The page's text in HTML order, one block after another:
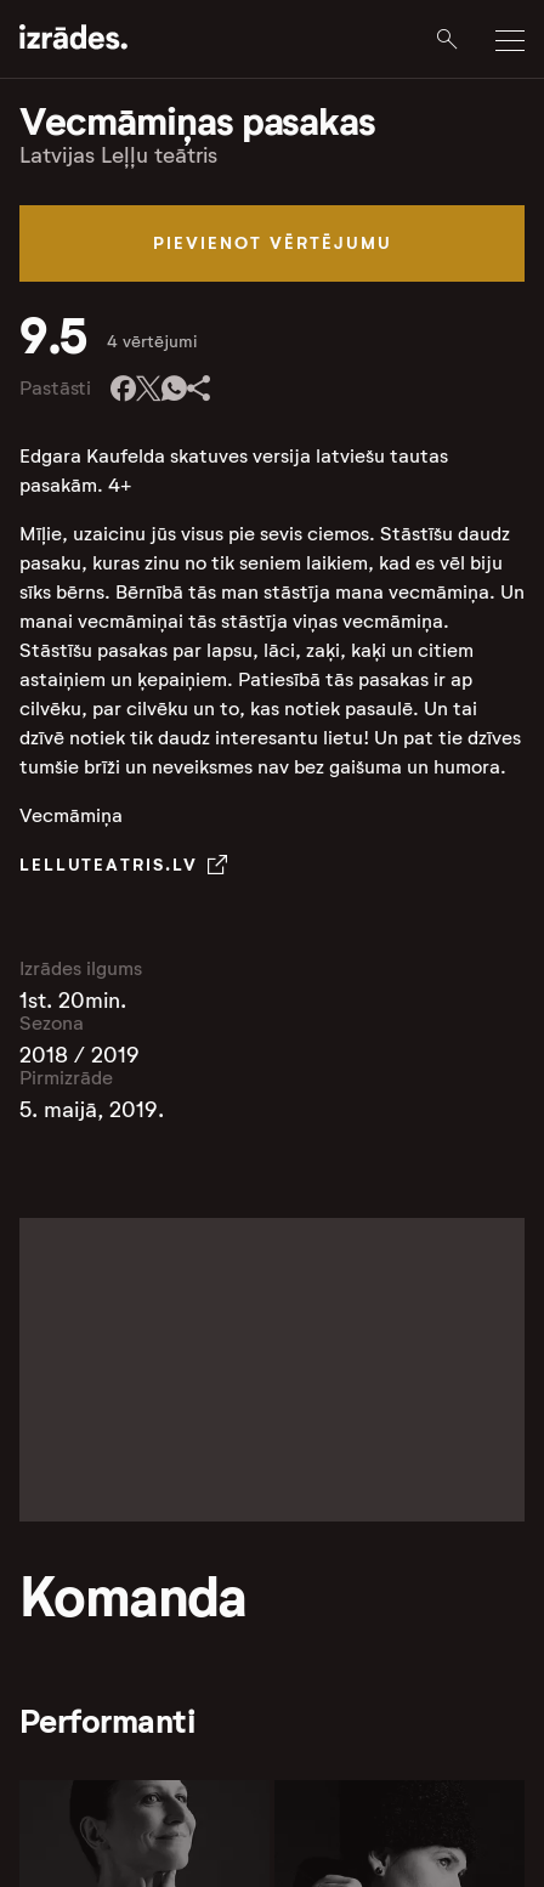
Vecmāmiņas pasakas
Latvijas Leļļu teātris
PIEVIENOT VĒRTĒJUMU
9.5 4 vērtējumi
Pastāsti
Edgara Kaufelda skatuves versija latviešu tautas
pasakām. 4+
Mīļie, uzaicinu jūs visus pie sevis ciemos. Stāstīšu daudz
pasaku, kuras zinu no tik seniem laikiem, kad es vēl biju
sīks bērns. Bērnībā tās man stāstīja mana vecmāmiņa. Un
manai vecmāmiņai tās stāstīja viņas vecmāmiņa.
Stāstīšu pasakas par lapsu, lāci, zaķi, kaķi un citiem
astaiņiem un ķepaiņiem. Patiesībā tās pasakas ir ap
cilvēku, par cilvēku un to, kas notiek pasaulē. Un tai
dzīvē notiek tik daudz interesantu lietu! Un pat tie dzīves
tumšie brīži un neveiksmes nav bez gaišuma un humora.
Vecmāmiņa
LELLUTEATRIS.LV
Izrādes ilgums
1st. 20min.
Sezona
2018 / 2019
Pirmizrāde
5. maijā, 2019.
Komanda
Performanti